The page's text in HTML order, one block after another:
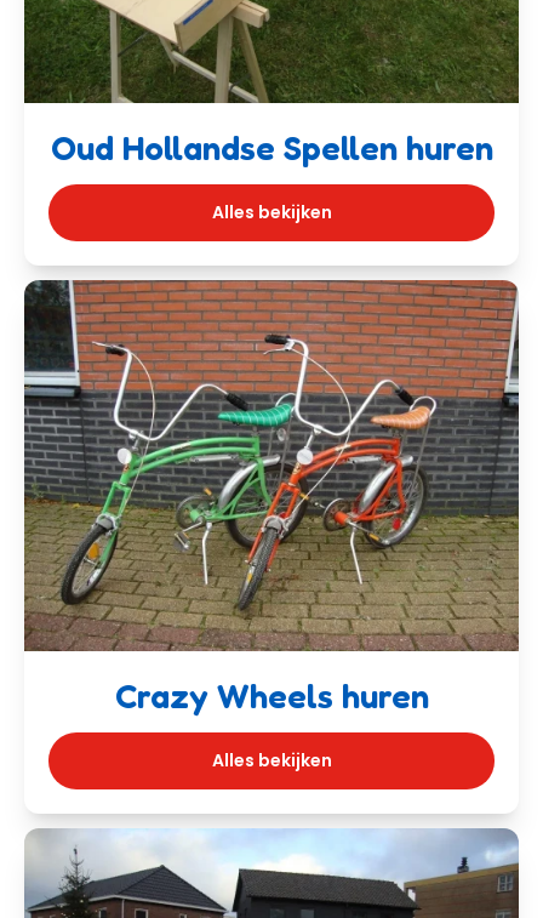
Oud Hollandse Spellen huren
Alles bekijken
Crazy Wheels huren
Alles bekijken